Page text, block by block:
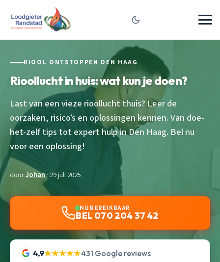
RIOOL ONTSTOPPEN DEN HAAG
Rioollucht in huis: wat kun je doen?
Last van een vieze rioollucht thuis? Leer de
oorzaken, risico’s en oplossingen kennen. Van doe-
het-zelf tips tot expert hulp in Den Haag. Bel nu
voor een oplossing!
doorJohan· 29 juli 2025
NU BEREIKBAAR
BEL 070 204 37 42
4,9★★★★★431 Google reviews